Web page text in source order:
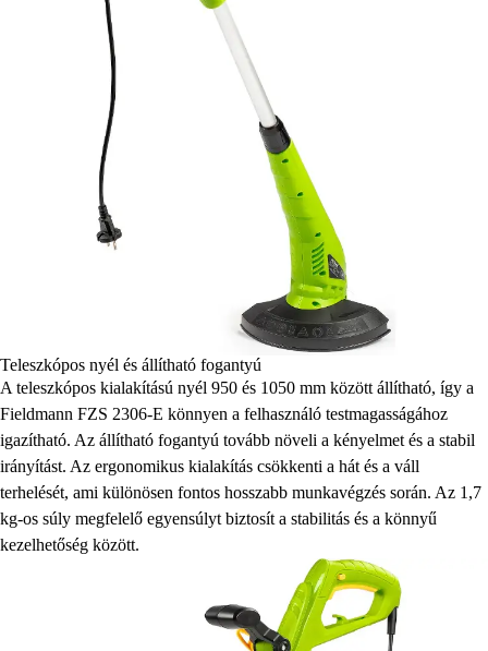
Teleszkópos nyél és állítható fogantyú
A teleszkópos kialakítású nyél 950 és 1050 mm között állítható, így a
Fieldmann FZS 2306-E könnyen a felhasználó testmagasságához
igazítható. Az állítható fogantyú tovább növeli a kényelmet és a stabil
irányítást. Az ergonomikus kialakítás csökkenti a hát és a váll
terhelését, ami különösen fontos hosszabb munkavégzés során. Az 1,7
kg-os súly megfelelő egyensúlyt biztosít a stabilitás és a könnyű
kezelhetőség között.